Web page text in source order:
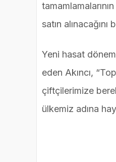
satın alınacağını
Yeni hasat
eden Akıncı,
çiftçilerimize
ülkemiz adına